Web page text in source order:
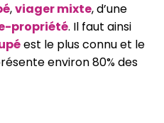
,viager mixte, d’une
propriété. Il faut ainsi
est le plus connu et le
environ 80% des